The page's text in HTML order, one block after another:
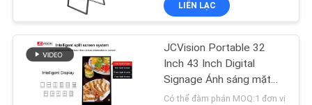
MẬT
Màn hình LCD thanh
kéo dài
LIÊN LẠC
JCVision Portable 32
Inch 43 Inch Digital
Signage Ánh sáng mặt
trời có thể đọc
Có thể đàm phán MOQ:1 đơn vị